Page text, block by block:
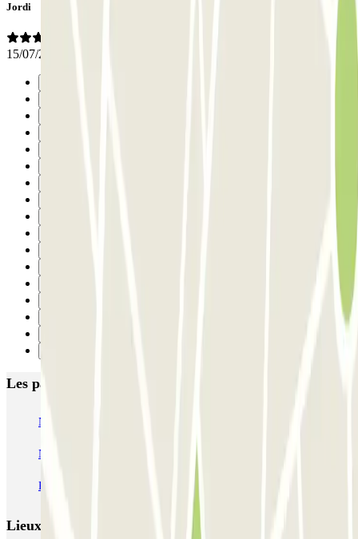
Jordi
15/07/2026
Les parkings les mieux notés à Barcelone
NN Santaló
NN Rocafort Torre Nuñez i Navarro
Parking Viajeros BSM Flos i Calcat
Lieux et événements intéressants à proximité APK2